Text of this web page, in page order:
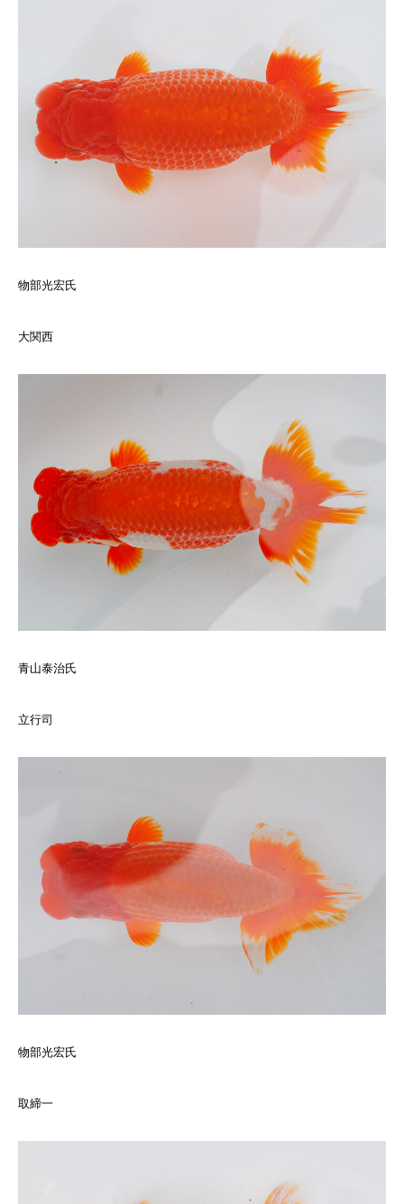
物部光宏氏
大関西
青山泰治氏
立行司
物部光宏氏
取締一